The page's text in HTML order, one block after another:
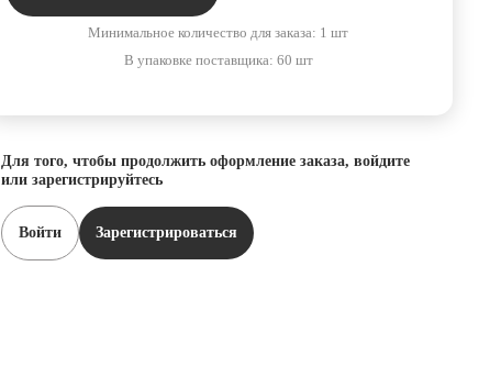
Минимальное количество для заказа: 1 шт
В упаковке поставщика: 60 шт
Для того, чтобы продолжить оформление заказа, войдите
или зарегистрируйтесь
Войти Зарегистрироваться